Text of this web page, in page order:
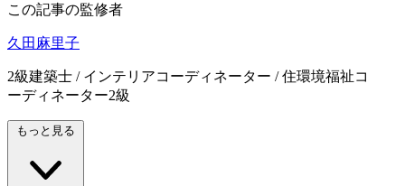
この記事の監修者
久田麻里子
2級建築士 / インテリアコーディネーター / 住環境福祉コ
ーディネーター2級
もっと見る